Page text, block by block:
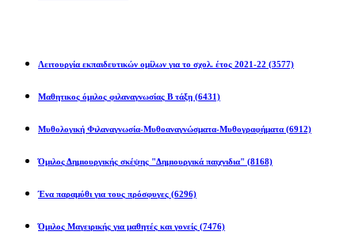
Λειτουργία εκπαιδευτικών ομίλων για το σχολ. έτος 2021-22 (3577)
Μαθητικος όμιλος φιλαναγνωσίας Β τάξη (6431)
Μυθολογική Φιλαναγνωσία-Μυθοαναγνώσματα-Μυθογραφήματα (6912)
Όμιλος Δημιουργικής σκέψης "Δημιουργικά παιχνιδια" (8168)
Ένα παραμύθι για τους πρόσφυγες (6296)
Όμιλος Μαγειρικής για μαθητές και γονείς (7476)